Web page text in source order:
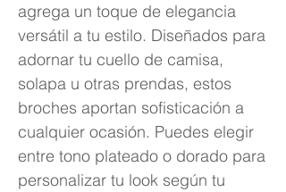
agrega un toque de elegancia
versátil a tu estilo. Diseñados para
adornar tu cuello de camisa,
solapa u otras prendas, estos
broches aportan sofisticación a
cualquier ocasión. Puedes elegir
entre tono plateado o dorado para
personalizar tu look según tu